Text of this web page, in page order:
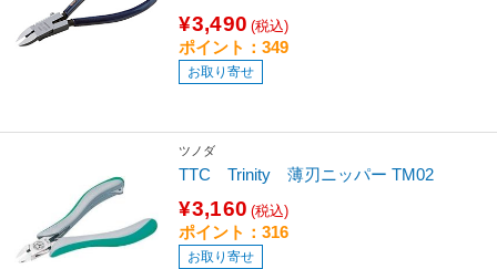
¥3,490 (税込)
ポイント：349
お取り寄せ
ツノダ
TTC Trinity 薄刃ニッパー TM02
¥3,160 (税込)
ポイント：316
お取り寄せ